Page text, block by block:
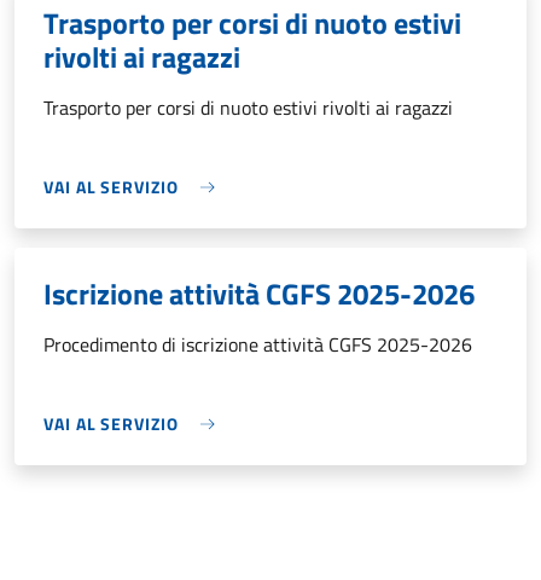
Trasporto per corsi di nuoto estivi
rivolti ai ragazzi
Trasporto per corsi di nuoto estivi rivolti ai ragazzi
VAI AL SERVIZIO
Iscrizione attività CGFS 2025-2026
Procedimento di iscrizione attività CGFS 2025-2026
VAI AL SERVIZIO